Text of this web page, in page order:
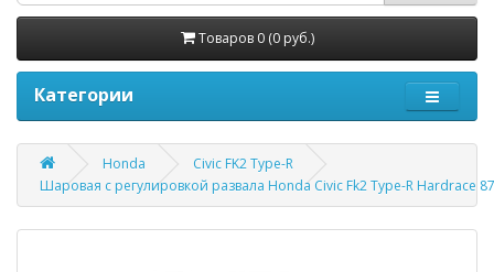
Товаров 0 (0 руб.)
Категории
Honda
Civic FK2 Type-R
Шаровая с регулировкой развала Honda Civic Fk2 Type-R Hardrace